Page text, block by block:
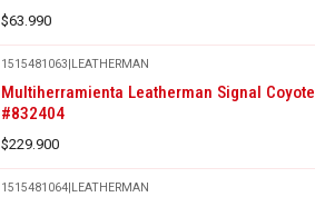
$63.990
1515481063 LEATHERMAN
Multiherramienta Leatherman Signal Coyote
#832404
$229.900
1515481064| LEATHERMAN